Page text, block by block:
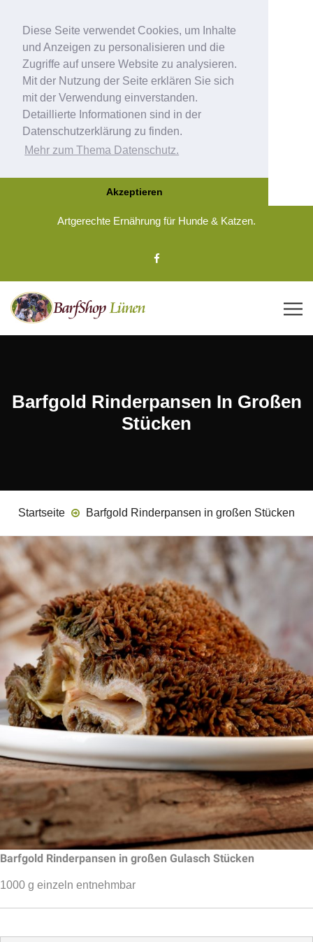
Diese Seite verwendet Cookies, um Inhalte
und Anzeigen zu personalisieren und die
Zugriffe auf unsere Website zu analysieren.
Mit der Nutzung der Seite erklären Sie sich
mit der Verwendung einverstanden.
Detaillierte Informationen sind in der
Datenschutzerklärung zu finden.
Mehr zum Thema Datenschutz.
Akzeptieren
Artgerechte Ernährung für Hunde & Katzen.
Barfgold Rinderpansen In Großen
Stücken
Startseite Barfgold Rinderpansen in großen Stücken
Barfgold Rinderpansen in großen Gulasch Stücken
1000 g einzeln entnehmbar